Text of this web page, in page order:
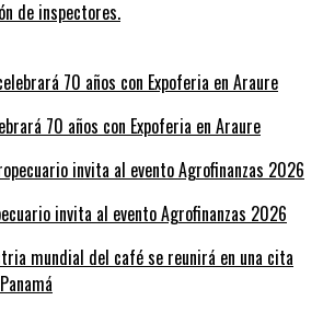
de inspectores.
70 años con Expoferia en Araure
invita al evento Agrofinanzas 2026